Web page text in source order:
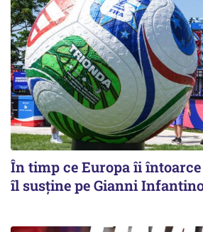
În timp ce Europa îi
îl susține pe Gianni